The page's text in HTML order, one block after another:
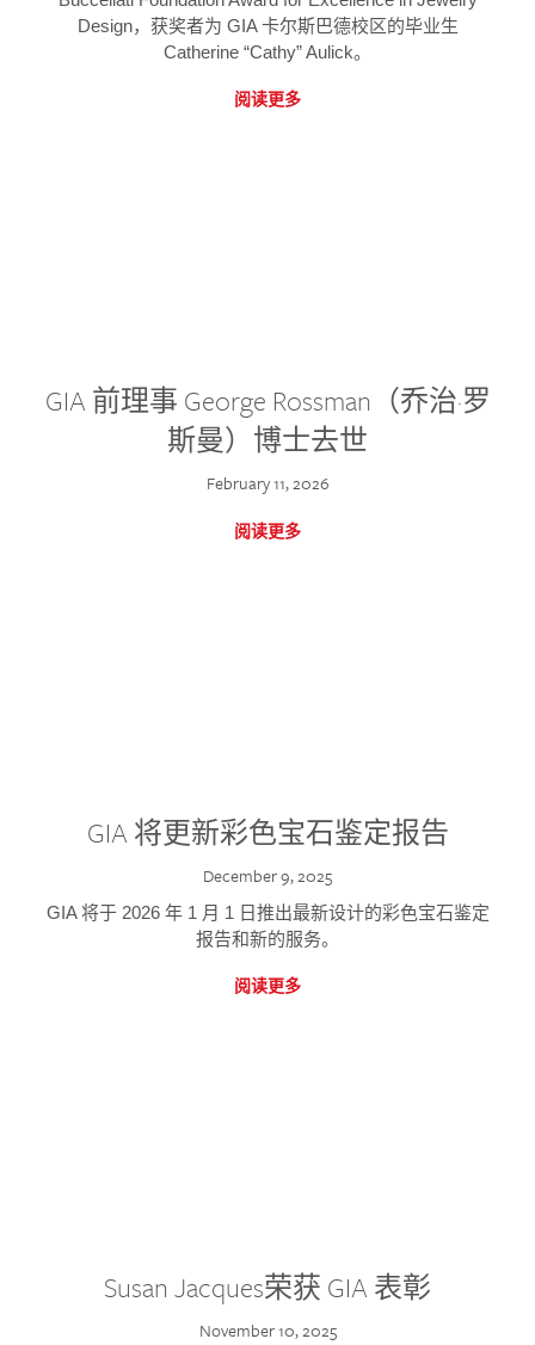
Design，获奖者为 GIA 卡尔斯巴德校区的毕业生
Catherine “Cathy” Aulick。
阅读更多
GIA 前理事 George Rossman（乔治·罗
斯曼）博士去世
February 11, 2026
阅读更多
GIA 将更新彩色宝石鉴定报告
December 9, 2025
GIA 将于 2026 年 1 月 1 日推出最新设计的彩色宝石鉴定
报告和新的服务。
阅读更多
Susan Jacques荣获 GIA 表彰
November 10, 2025